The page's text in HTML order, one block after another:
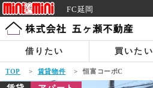
FC延岡
借りたい 買いたい
TOP > 賃貸物件 > 恒富コーポC